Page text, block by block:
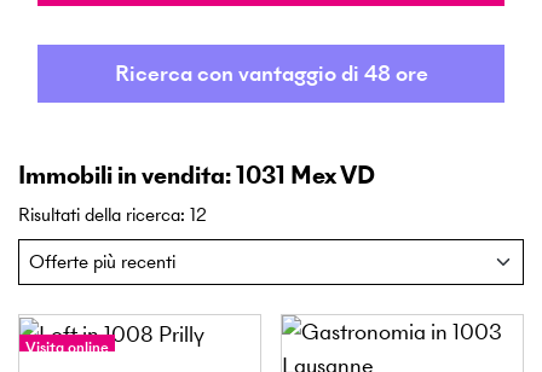
Ricerca con vantaggio di 48 ore
Immobili in vendita: 1031 Mex VD
Risultati della ricerca: 12
Visita online